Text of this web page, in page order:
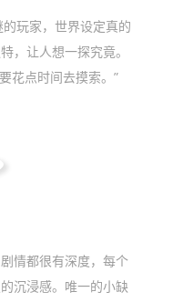
玩家，世界设定真的
，让人想一探究竟。
花点时间去摸索。”
情都很有深度，每个
沉浸感。唯一的小缺